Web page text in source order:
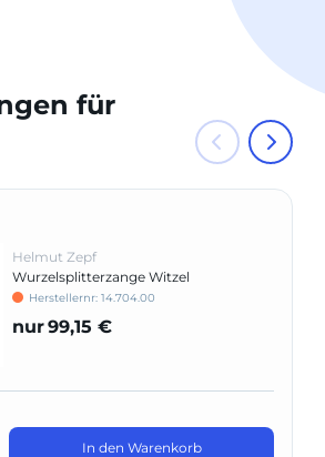
für
Helmut Zepf
Wurzelsplitterzange Witzel
Herstellernr: 14.704.00
nur99,15 €
In den Warenkorb